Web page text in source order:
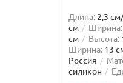
Длина: 2,3
см
Ширина:
см
Высота:
Ширина: 13
Россия
силикон